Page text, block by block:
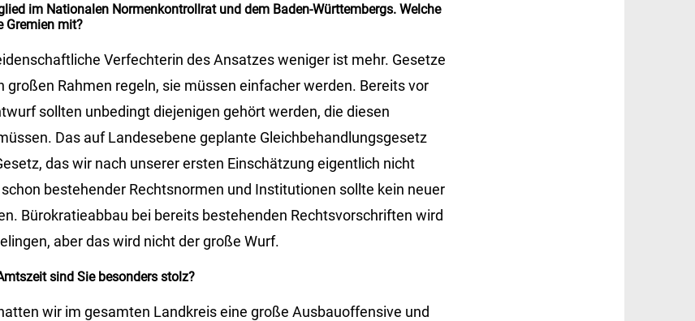
im Nationalen Normenkontrollrat und dem Baden-Württembergs. Welche
Gremien mit?
Verfechterin des Ansatzes weniger ist mehr. Gesetze
großen Rahmen regeln, sie müssen einfacher werden. Bereits vor
sollten unbedingt diejenigen gehört werden, die diesen
Das auf Landesebene geplante Gleichbehandlungsgesetz
das wir nach unserer ersten Einschätzung eigentlich nicht
bestehender Rechtsnormen und Institutionen sollte kein neuer
Bürokratieabbau bei bereits bestehenden Rechtsvorschriften wird
aber das wird nicht der große Wurf.
sind Sie besonders stolz?
wir im gesamten Landkreis eine große Ausbauoffensive und